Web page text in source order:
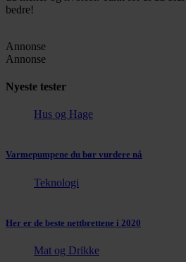
bedre!
Annonse
Annonse
Nyeste tester
Hus og Hage
Varmepumpene du bør vurdere nå
Teknologi
Her er de beste nettbrettene i 2020
Mat og Drikke